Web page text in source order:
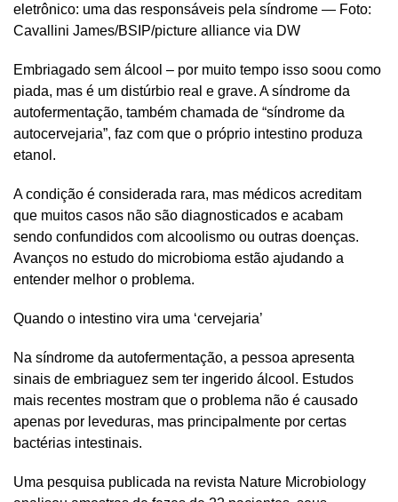
eletrônico: uma das responsáveis pela síndrome — Foto:
Cavallini James/BSIP/picture alliance via DW
Embriagado sem álcool – por muito tempo isso soou como
piada, mas é um distúrbio real e grave. A síndrome da
autofermentação, também chamada de “síndrome da
autocervejaria”, faz com que o próprio intestino produza
etanol.
A condição é considerada rara, mas médicos acreditam
que muitos casos não são diagnosticados e acabam
sendo confundidos com alcoolismo ou outras doenças.
Avanços no estudo do microbioma estão ajudando a
entender melhor o problema.
Quando o intestino vira uma ‘cervejaria’
Na síndrome da autofermentação, a pessoa apresenta
sinais de embriaguez sem ter ingerido álcool. Estudos
mais recentes mostram que o problema não é causado
apenas por leveduras, mas principalmente por certas
bactérias intestinais.
Uma pesquisa publicada na revista Nature Microbiology